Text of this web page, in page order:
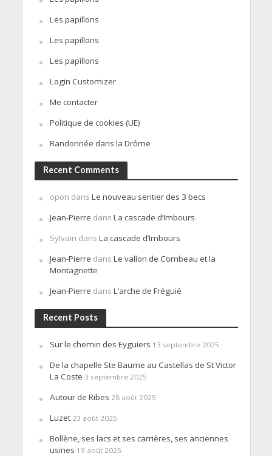
Les papillons
Les papillons
Les papillons
Login Customizer
Me contacter
Politique de cookies (UE)
Randonnée dans la Drôme
Recent Comments
opon dans Le nouveau sentier des 3 becs
Jean-Pierre dans La cascade d’Imbours
Sylvain dans La cascade d’Imbours
Jean-Pierre dans Le vallon de Combeau et la
Montagnette
Jean-Pierre dans L’arche de Fréguié
Recent Posts
Sur le chemin des Eyguiers 13 septembre 2025
De la chapelle Ste Baume au Castellas de St Victor
La Coste 3 septembre 2025
Autour de Ribes 28 août 2025
Luzet 23 août 2025
Bollène, ses lacs et ses carrières, ses anciennes
usines 19 août 2025